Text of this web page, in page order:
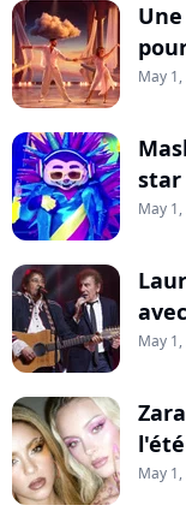
May
star
May
May
May